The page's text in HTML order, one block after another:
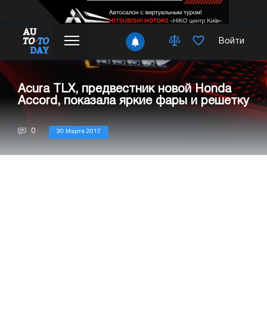
Войти
Acura TLX, предвестник новой Honda
Accord, показала яркие фары и решетку
0 30 Марта 2017